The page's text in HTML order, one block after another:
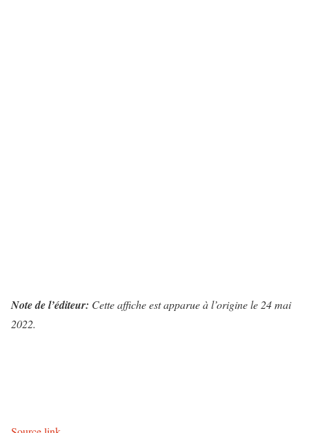
Note de l’éditeur: Cette affiche est apparue à l’origine le 24 mai
2022.